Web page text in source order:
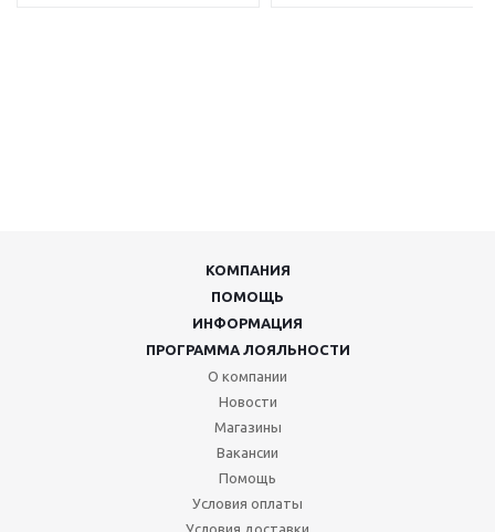
КОМПАНИЯ
ПОМОЩЬ
ИНФОРМАЦИЯ
ПРОГРАММА ЛОЯЛЬНОСТИ
О компании
Новости
Магазины
Вакансии
Помощь
Условия оплаты
Условия доставки